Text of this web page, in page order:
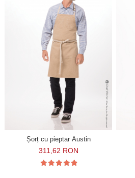
Șorț cu pieptar Austin
311,62 RON